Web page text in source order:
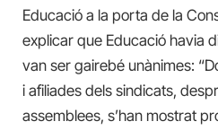
Educació a la porta de la
explicar que Educació havia
van ser gairebé unànimes:
i afiliades dels sindicats,
assemblees, s’han mostrat